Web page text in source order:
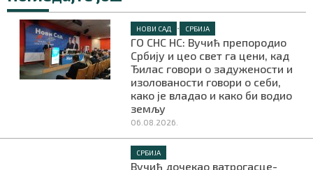
НОВИ САД • СРБИЈА
ГО СНС НС: Вучић препородио
Србију и цео свет га цени, кад
Ђилас говори о задужености и
изолованости говори о себи,
како је владао и како би водио
земљу
06.08.2026.
СРБИЈА
Вучић дочекао ватрогасце-